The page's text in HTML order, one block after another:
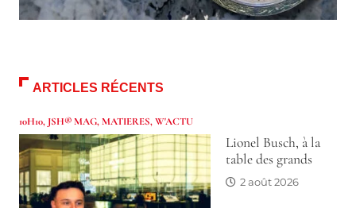
ARTICLES RÉCENTS
10H10, JSH® MAG,MATIERES,W'ACTU
Lionel Busch, à la
table des grands
2 août 2026